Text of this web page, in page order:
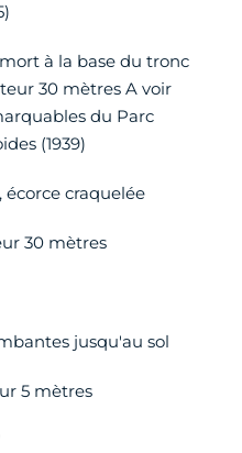
à la base du tronc
30 mètres A voir
du Parc
(1939)
craquelée
30 mètres
jusqu'au sol
5 mètres